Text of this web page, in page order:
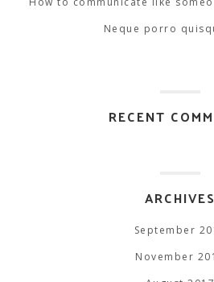
Neque porro
RECENT
ARCHIVES
September
November